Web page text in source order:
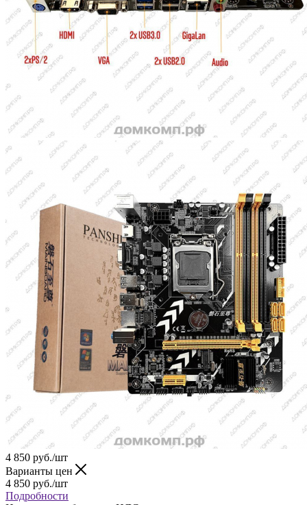
4 850 руб./шт
Варианты цен
4 850 руб./шт
Подробности